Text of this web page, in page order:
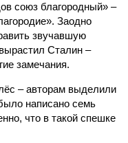
союз благородный» –
Заодно
звучавшую
Сталин –
замечания.
– авторам выделили
написано семь
что в такой спешке